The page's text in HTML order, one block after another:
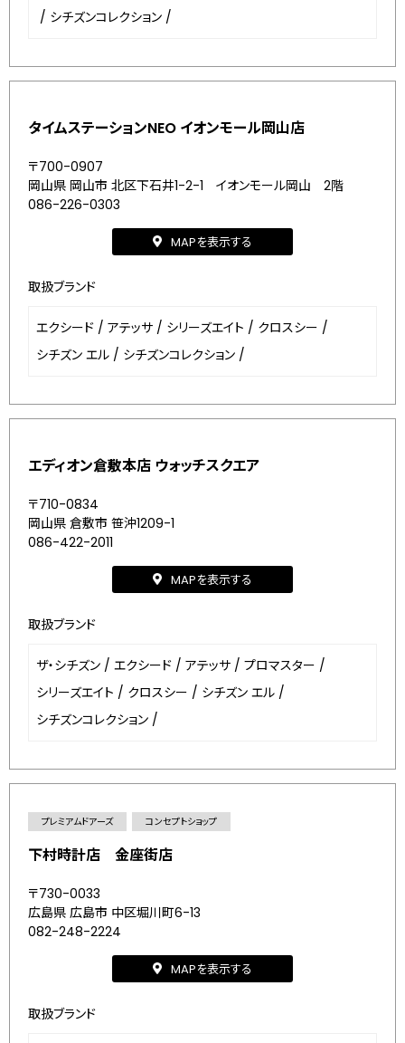
/ シチズンコレクション /
タイムステーションNEO イオンモール岡山店
〒700-0907
岡山県 岡山市 北区下石井1-2-1 イオンモール岡山 2階
086-226-0303
MAPを表示する
取扱ブランド
エクシード / アテッサ / シリーズエイト / クロスシー /
シチズン エル / シチズンコレクション /
エディオン倉敷本店 ウォッチスクエア
〒710-0834
岡山県 倉敷市 笹沖1209-1
086-422-2011
MAPを表示する
取扱ブランド
ザ・シチズン / エクシード / アテッサ / プロマスター /
シリーズエイト / クロスシー / シチズン エル /
シチズンコレクション /
プレミアムドアーズ コンセプトショップ
下村時計店 金座街店
〒730-0033
広島県 広島市 中区堀川町6-13
082-248-2224
MAPを表示する
取扱ブランド